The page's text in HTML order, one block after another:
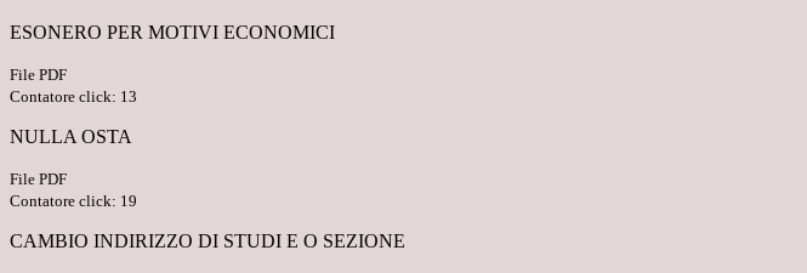
ESONERO PER MOTIVI ECONOMICI
File PDF
Contatore click: 13
NULLA OSTA
File PDF
Contatore click: 19
CAMBIO INDIRIZZO DI STUDI E O SEZIONE